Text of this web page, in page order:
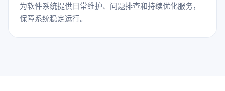
为软件系统提供日常维护、问题排查和持续优化服务，
保障系统稳定运行。